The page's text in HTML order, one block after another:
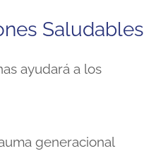
Saludables
ayudará a los
generacional